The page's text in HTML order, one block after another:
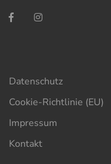
Datenschutz
Cookie-Richtlinie (EU)
Impressum
Kontakt